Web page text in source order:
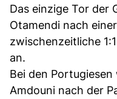
Das einzige Tor der
Otamendi nach
zwischenzeitliche
an.
Bei den
Amdouni nach der